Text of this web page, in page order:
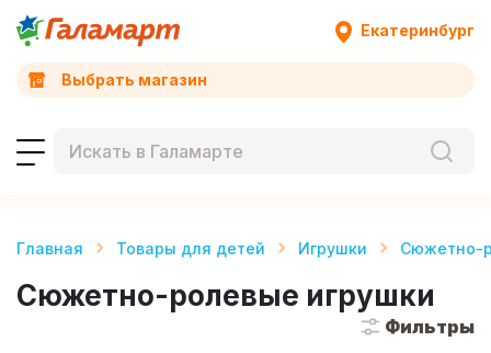
Екатеринбург
Выбрать магазин
Главная Товары для детей Игрушки Сюжетно-
Сюжетно-ролевые игрушки
Фильтры